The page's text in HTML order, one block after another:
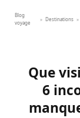
Blog
voyage
» Destinations »
Que
6